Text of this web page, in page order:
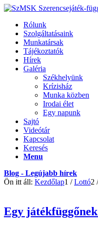
Rólunk
Szolgáltatásaink
Munkatársak
Tájékoztatók
Hírek
Galéria
Székhelyünk
Krízisház
Munka közben
Irodai élet
Egy napunk
Sajtó
Videótár
Kapcsolat
Keresés
Menu
Blog - Legújabb hírek
Ön itt áll: Kezdőlap1 / Lottó2 /
Egy